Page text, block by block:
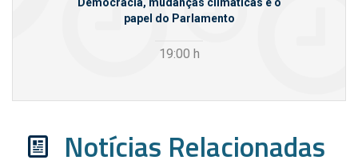
papel do Parlamento
19:00 h
Notícias Relacionadas